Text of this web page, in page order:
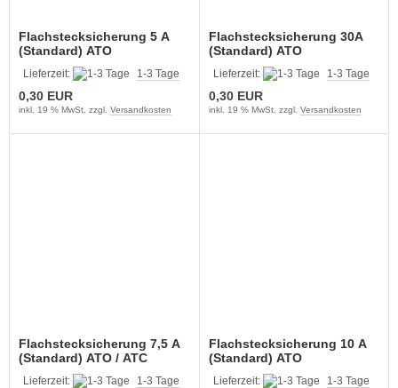
Flachstecksicherung 5 A
(Standard) ATO
Lieferzeit: 1-3 Tage
0,30 EUR
inkl. 19 % MwSt. zzgl. Versandkosten
Flachstecksicherung 30A
(Standard) ATO
Lieferzeit: 1-3 Tage
0,30 EUR
inkl. 19 % MwSt. zzgl. Versandkosten
Flachstecksicherung 7,5 A
(Standard) ATO / ATC
Lieferzeit: 1-3 Tage
Flachstecksicherung 10 A
(Standard) ATO
Lieferzeit: 1-3 Tage